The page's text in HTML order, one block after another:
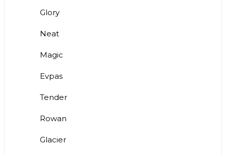
Glory
Neat
Magic
Evpas
Tender
Rowan
Glacier